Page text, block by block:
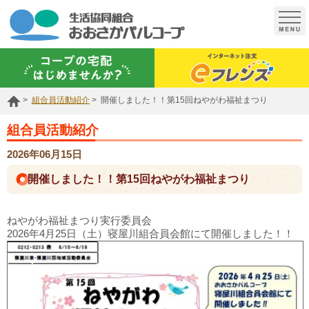
t
o
g
組合員活動紹介 開催しました！！第15回ねやがわ福祉まつり
組合員活動紹介
2026年06月15日
開催しました！！第15回ねやがわ福祉まつり
ねやがわ福祉まつり実行委員会
2026年4月25日（土）寝屋川組合員会館にて開催しました！！